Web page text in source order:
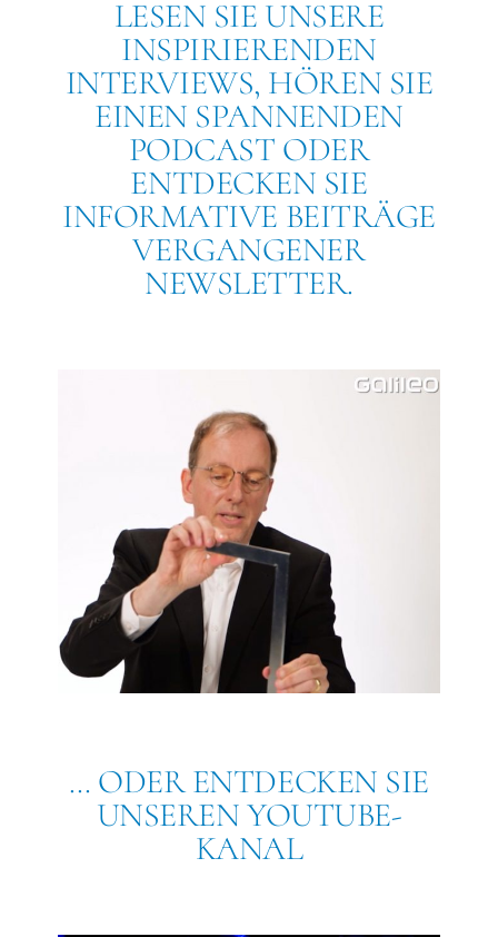
LESEN SIE UNSERE
INSPIRIERENDEN
INTERVIEWS, HÖREN SIE
EINEN SPANNENDEN
PODCAST ODER
ENTDECKEN SIE
INFORMATIVE BEITRÄGE
VERGANGENER
NEWSLETTER.
… ODER ENTDECKEN SIE
UNSEREN YOUTUBE-
KANAL